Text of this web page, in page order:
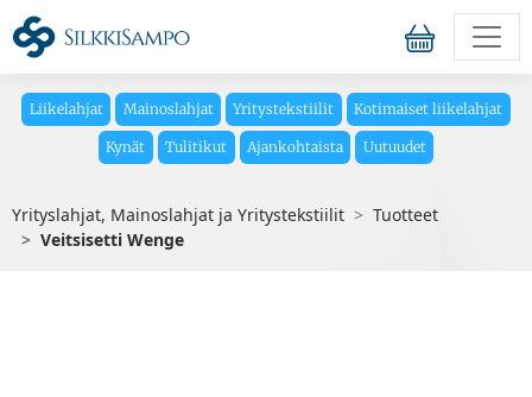
Liikelahjat Mainoslahjat Yritystekstiilit Kotimaiset liikelahjat
Kynät Tulitikut Ajankohtaista Uutuudet
Yrityslahjat, Mainoslahjat ja Yritystekstiilit
Tuotteet
Veitsisetti Wenge